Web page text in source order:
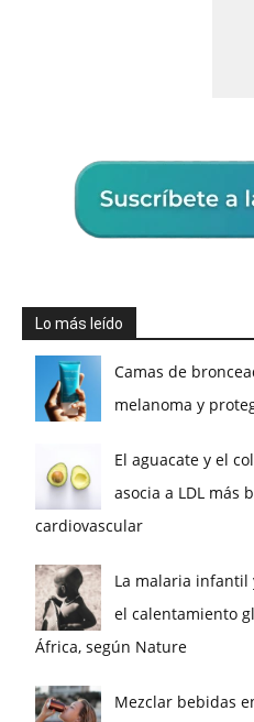
Lo más leído
Camas de
melanoma y
El aguacate y el
asocia a LDL más
cardiovascular
La malaria infantil
el calentamiento
África, según Nature
Mezclar bebidas